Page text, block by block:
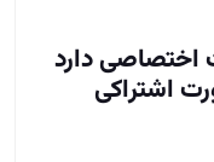
اختصاصی دارد
اشتراکی